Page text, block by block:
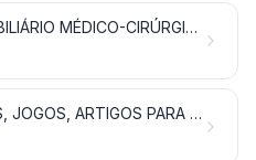
MÓVEIS; MOBILIÁRIO MÉDICO-CIRÚRGICO; COLCHÕES, ALMOFADAS E SEMELHANTES; LUMINÁRIAS E APARELHOS DE ILUMINAÇÃO NÃO ESPECIFICADOS NEM COMPREENDIDOS NOUTROS CAPÍTULOS; ANÚNCIOS, CARTAZES OU TABULETAS E PLACAS INDICADORAS, LUMINOSOS E ARTIGOS SEMELHANTES; CONSTRUÇÕES PRÉ-FABRICADAS
BRINQUEDOS, JOGOS, ARTIGOS PARA DIVERTIMENTO OU PARA DESPORTO; SUAS PARTES E ACESSÓRIOS